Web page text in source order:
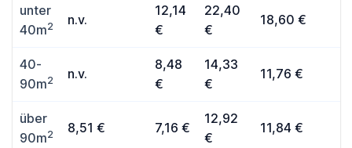
unter
40m2 n.v.
12,14
€
22,40
€
18,60 €
40-
90m2 n.v.
8,48
€
14,33
€
11,76 €
über
90m2 8,51 € 7,16 €
12,92
€
11,84 €